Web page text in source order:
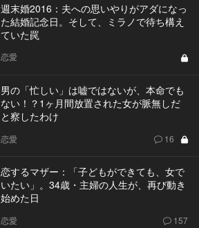
週末婚2016：夫への思いやりがアダになっ
た結婚記念日。そして、ミラノで待ち構え
ていた罠
恋愛
男の「忙しい」は嘘ではないが、本命でも
ない！？1ヶ月間放置された女が脈無しだ
と察したわけ
恋愛 16
恋するマザー：「子どもができても、女で
いたい」。34歳・主婦の人生が、再び動き
始めた日
恋愛 157